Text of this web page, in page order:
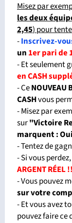
Misez par
les deux
2,45) pour
-Inscrivez-
un 1er pari de
- Et seulement
en CASH
- Ce
CASHvous
- Misez par
sur"Victoire
marquent :
- Tentez de
- Si vous perdez,
ARGENT RÉEL
- Vous pouvez
sur votre
- Et vous avez
pouvez faire ce